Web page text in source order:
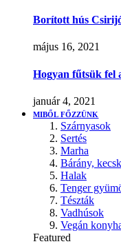
Borított hús
május 16, 2021
Hogyan fűtsük fel
január 4, 2021
MIBŐL FŐZZÜNK
Szárnyasok
Sertés
Marha
Bárány,
Halak
Tenger
Tészták
Vadhúsok
Vegán
Featured